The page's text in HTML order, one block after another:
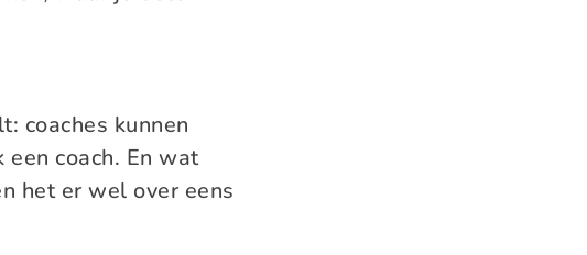
coaches kunnen
coach. En wat
het er wel over eens